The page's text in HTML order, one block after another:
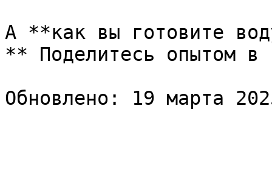
А **как вы готовите
** Поделитесь опытом в